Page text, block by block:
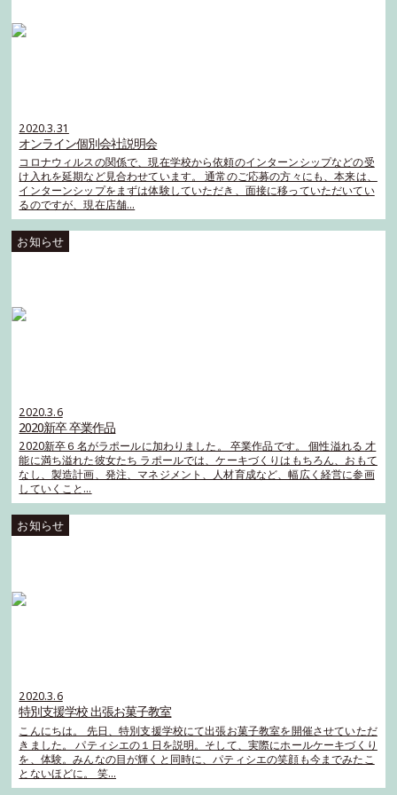
2020.3.31
オンライン個別会社説明会
コロナウィルスの関係で、現在学校から依頼のインターンシップなどの受
け入れを延期など見合わせています。 通常のご応募の方々にも、本来は、
インターンシップをまずは体験していただき、面接に移っていただいてい
るのですが、現在店舗…
2020.3.6
2020新卒 卒業作品
2020新卒６名がラポールに加わりました。 卒業作品です。 個性溢れる 才
能に満ち溢れた彼女たち ラポールでは、ケーキづくりはもちろん、おもて
なし、製造計画、発注、マネジメント、人材育成など、幅広く経営に参画
していくこと…
2020.3.6
特別支援学校 出張お菓子教室
こんにちは。 先日、特別支援学校にて出張お菓子教室を開催させていただ
きました。 パティシエの１日を説明。そして、実際にホールケーキづくり
を、体験。みんなの目が輝くと同時に、パティシエの笑顔も今までみたこ
とないほどに。 笑…